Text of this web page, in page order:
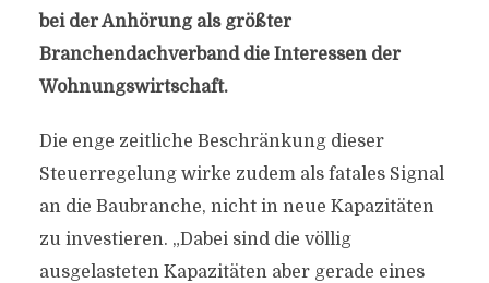
bei der Anhörung als größter
Branchendachverband die Interessen der
Wohnungswirtschaft.
Die enge zeitliche Beschränkung dieser
Steuerregelung wirke zudem als fatales Signal
an die Baubranche, nicht in neue Kapazitäten
zu investieren. „Dabei sind die völlig
ausgelasteten Kapazitäten aber gerade eines